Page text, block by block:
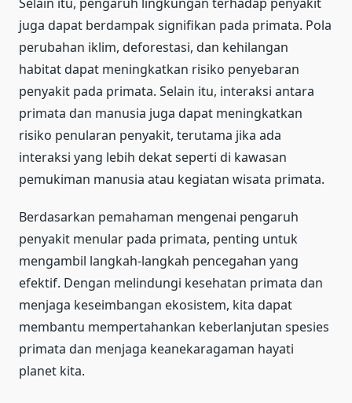
juga dapat berdampak signifikan pada primata. Pola
perubahan iklim, deforestasi, dan kehilangan
habitat dapat meningkatkan risiko penyebaran
penyakit pada primata. Selain itu, interaksi antara
primata dan manusia juga dapat meningkatkan
risiko penularan penyakit, terutama jika ada
interaksi yang lebih dekat seperti di kawasan
pemukiman manusia atau kegiatan wisata primata.
Berdasarkan pemahaman mengenai pengaruh
penyakit menular pada primata, penting untuk
mengambil langkah-langkah pencegahan yang
efektif. Dengan melindungi kesehatan primata dan
menjaga keseimbangan ekosistem, kita dapat
membantu mempertahankan keberlanjutan spesies
primata dan menjaga keanekaragaman hayati
planet kita.